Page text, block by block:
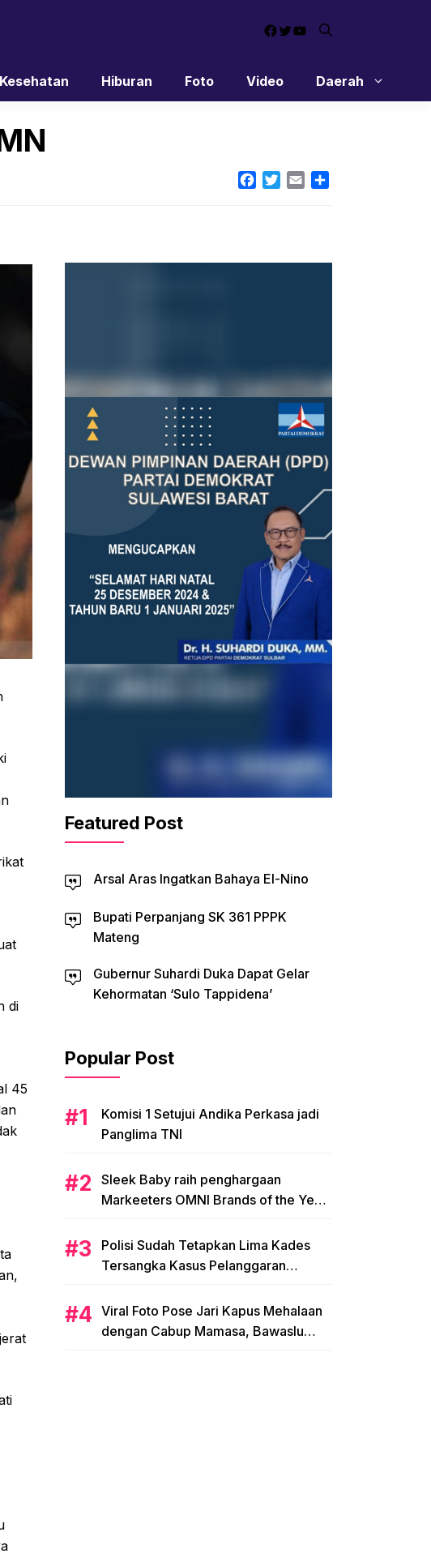
Facebook
Twitter
YouTube
Kesehatan Hiburan Foto Video Daerah
Facebook
TwitterEmail
di
45
Featured Post
Arsal Aras Ingatkan Bahaya El-Nino
Bupati Perpanjang SK 361 PPPK
Mateng
Gubernur Suhardi Duka Dapat Gelar
Kehormatan ‘Sulo Tappidena’
Popular Post
Komisi 1 Setujui Andika Perkasa jadi
Panglima TNI
Sleek Baby raih penghargaan
Markeeters OMNI Brands of the Year
Polisi Sudah Tetapkan Lima Kades
Tersangka Kasus Pelanggaran
Viral Foto Pose Jari Kapus Mehalaan
dengan Cabup Mamasa, Bawaslu